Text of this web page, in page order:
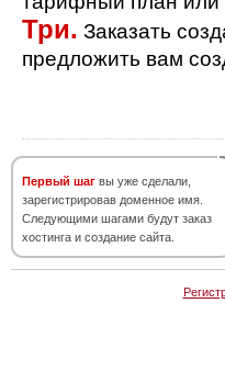
Три. Заказать
предложить вам
Первый шаг вы уже сделали,
зарегистрировав доменное имя.
Следующими шагами будут заказ
хостинга и создание сайта.